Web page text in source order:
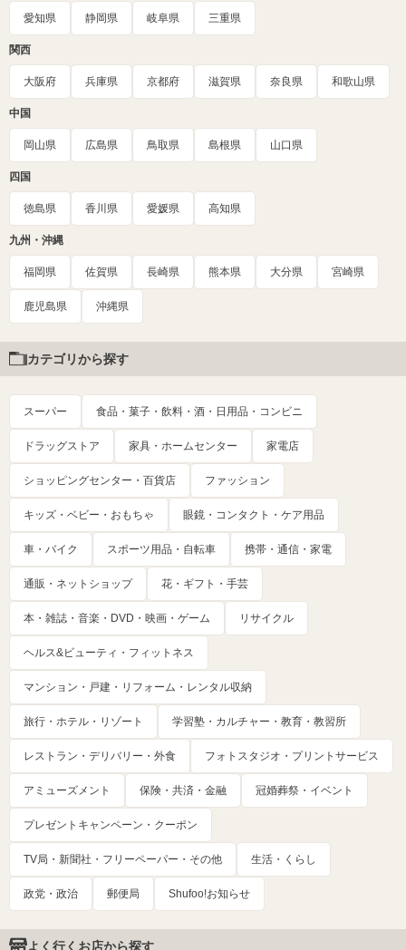
愛知県 静岡県 岐阜県 三重県
関西
大阪府 兵庫県 京都府 滋賀県 奈良県 和歌山県
中国
岡山県 広島県 鳥取県 島根県 山口県
四国
徳島県 香川県 愛媛県 高知県
九州・沖縄
福岡県 佐賀県 長崎県 熊本県 大分県 宮崎県
鹿児島県 沖縄県
カテゴリから探す
スーパー 食品・菓子・飲料・酒・日用品・コンビニ
ドラッグストア 家具・ホームセンター 家電店
ショッピングセンター・百貨店 ファッション
キッズ・ベビー・おもちゃ 眼鏡・コンタクト・ケア用品
車・バイク スポーツ用品・自転車 携帯・通信・家電
通販・ネットショップ 花・ギフト・手芸
本・雑誌・音楽・DVD・映画・ゲーム リサイクル
ヘルス&ビューティ・フィットネス
マンション・戸建・リフォーム・レンタル収納
旅行・ホテル・リゾート 学習塾・カルチャー・教育・教習所
レストラン・デリバリー・外食 フォトスタジオ・プリントサービス
アミューズメント 保険・共済・金融 冠婚葬祭・イベント
プレゼントキャンペーン・クーポン
TV局・新聞社・フリーペーパー・その他 生活・くらし
政党・政治 郵便局 Shufoo!お知らせ
よく行くお店から探す